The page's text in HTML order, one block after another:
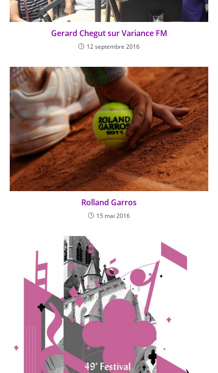
Gerard Chegut sur Variance FM
12 septembre 2016
Rolland Garros
15 mai 2016